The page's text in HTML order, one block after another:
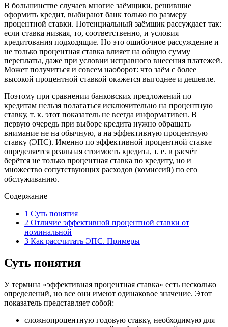
В большинстве случаев многие заёмщики, решившие
оформить кредит, выбирают банк только по размеру
процентной ставки. Потенциальный заёмщик рассуждает так:
если ставка низкая, то, соответственно, и условия
кредитования подходящие. Но это ошибочное рассуждение и
не только процентная ставка влияет на общую сумму
переплаты, даже при условии исправного внесения платежей.
Может получиться и совсем наоборот: что заём с более
высокой процентной ставкой окажется выгоднее и дешевле.
Поэтому при сравнении банковских предложений по
кредитам нельзя полагаться исключительно на процентную
ставку, т. к. этот показатель не всегда информативен. В
первую очередь при выборе кредита нужно обращать
внимание не на обычную, а на эффективную процентную
ставку (ЭПС). Именно по эффективной процентной ставке
определяется реальная стоимость кредита, т. е. в расчёт
берётся не только процентная ставка по кредиту, но и
множество сопутствующих расходов (комиссий) по его
обслуживанию.
Содержание
1 Суть понятия
2 Отличие эффективной процентной ставки от
номинальной
3 Как рассчитать ЭПС. Примеры
Суть понятия
У термина «эффективная процентная ставка» есть несколько
определений, но все они имеют одинаковое значение. Этот
показатель представляет собой:
сложнопроцентную годовую ставку, необходимую для